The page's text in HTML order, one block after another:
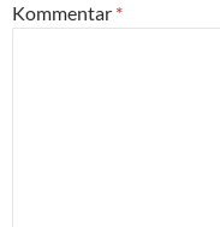
Kommentar *